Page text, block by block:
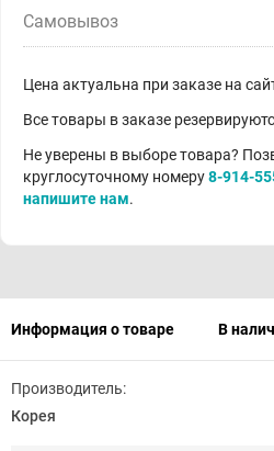
Самовывоз
Цена актуальна при заказе на
Все товары в заказе
Не уверены в выборе товара?
круглосуточному номеру8-914-
напишите нам.
Информация о товаре В
Производитель:
Корея